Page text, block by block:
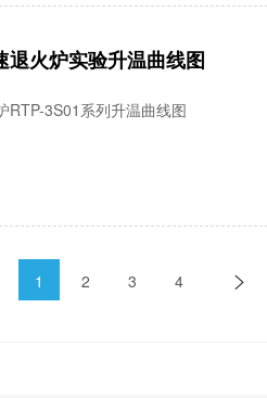
退火炉实验升温曲线图
RTP-3S01系列升温曲线图
1 2 3 4